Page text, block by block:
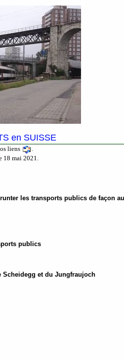
en SUISSE
liens
18 mai 2021.
les transports publics de façon
publics
Scheidegg et du Jungfraujoch